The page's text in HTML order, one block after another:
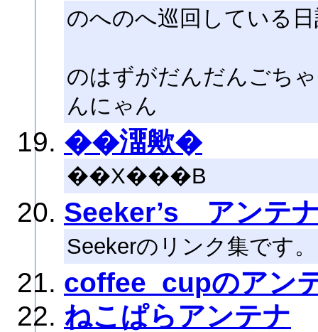
のへのへ巡回している
のはずがだんだんごち
んにゃん
��澑歟�
��X���B
Seeker’s アンテ
Seekerのリンク集です。
coffee_cupのアン
ねこぱらアンテナ